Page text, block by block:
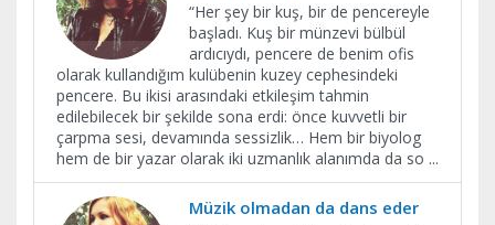
“Her şey bir kuş, bir de pencereyle
başladı. Kuş bir münzevi bülbül
ardıcıydı, pencere de benim ofis
olarak kullandığım kulübenin kuzey cephesindeki
pencere. Bu ikisi arasındaki etkileşim tahmin
edilebilecek bir şekilde sona erdi: önce kuvvetli bir
çarpma sesi, devamında sessizlik… Hem bir biyolog
hem de bir yazar olarak iki uzmanlık alanımda da so ...
Müzik olmadan da dans eder